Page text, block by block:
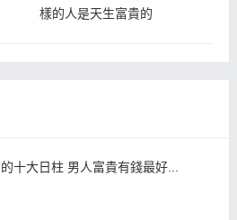
樣的人是天生富貴的
十大日柱 男人富貴有錢最好...